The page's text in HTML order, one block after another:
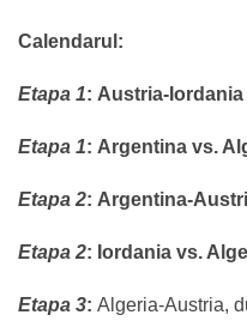
Calendarul:
Etapa 1: Austria-Iordania
Etapa 1: Argentina vs.
Etapa 2: Argentina-
Etapa 2: Iordania vs.
Etapa 3: Algeria-Austria,